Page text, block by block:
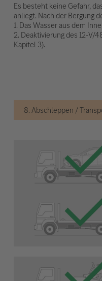
Es besteht keine Gefahr,
anliegt. Nach der Bergung
1. Das Wasser aus dem
2. Deaktivierung des 12-V/
Kapitel 3).
8. Abschleppen /